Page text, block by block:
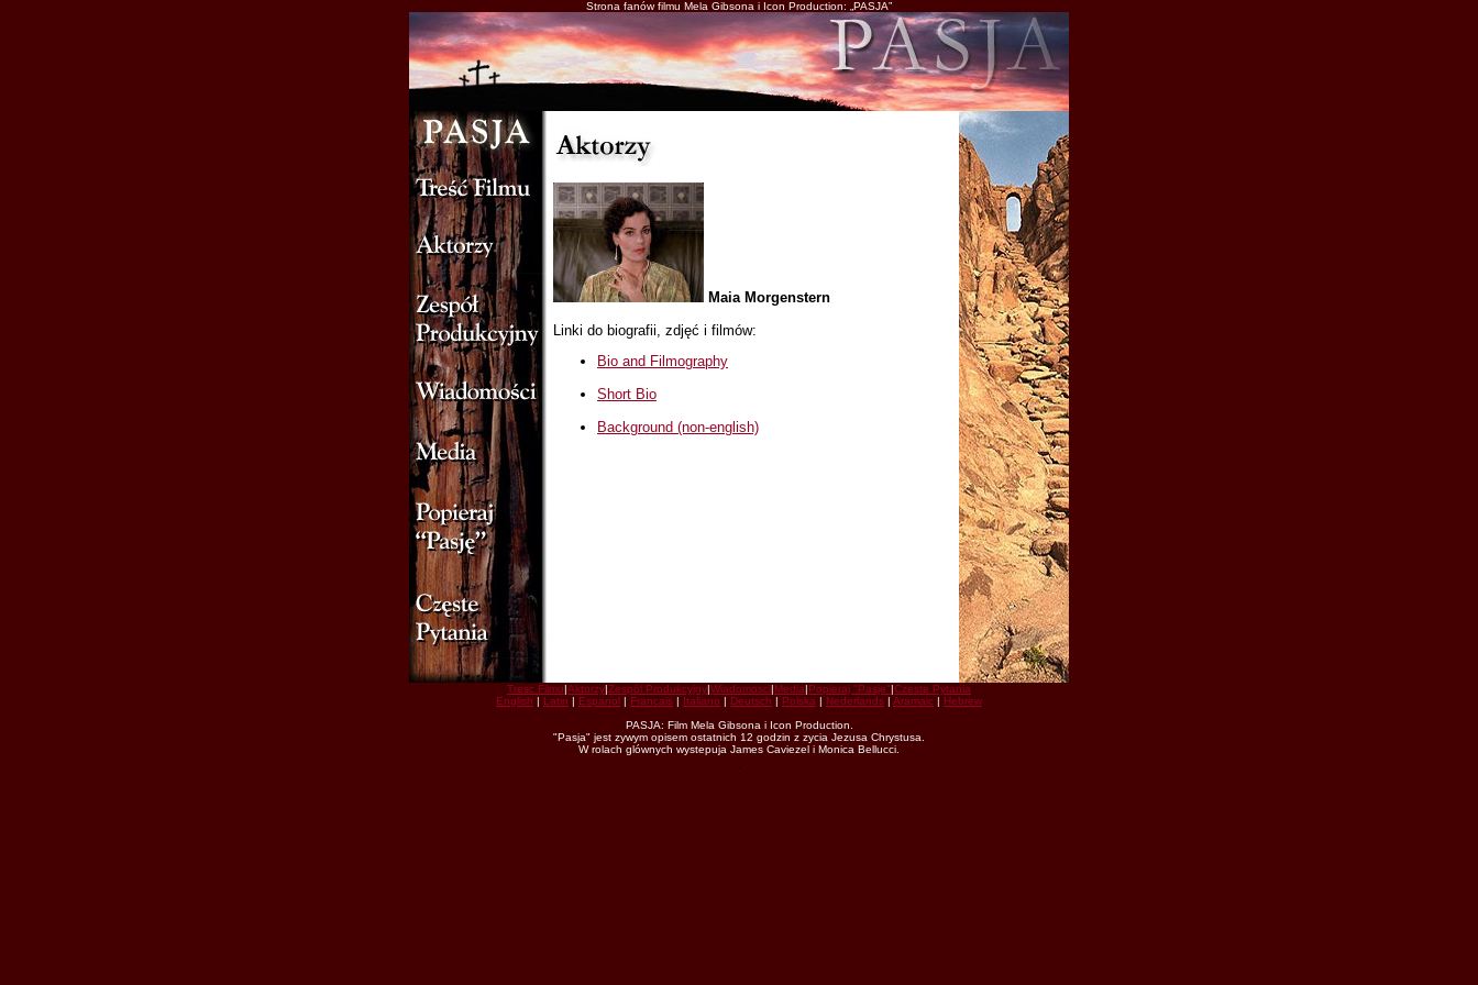
Strona fanów filmu Mela Gibsona i Icon Production: „PASJA”
Maia Morgenstern
Linki do biografii, zdjęć i filmów:
Bio and Filmography
Short Bio
Background (non-english)
Tresc Filmu|Aktorzy|Zespól Produkcyjny|Wiadomosci|Media|Popieraj "Pasje"|Czeste Pytania
English | Latin | Espanol | Francais | Italiano | Deutsch | Polska | Nederlands | Aramaic | Hebrew
PASJA: Film Mela Gibsona i Icon Production.
"Pasja" jest zywym opisem ostatnich 12 godzin z zycia Jezusa Chrystusa.
W rolach glównych wystepuja James Caviezel i Monica Bellucci.